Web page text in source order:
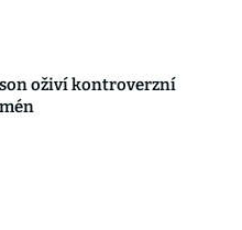
oživí kontroverzní